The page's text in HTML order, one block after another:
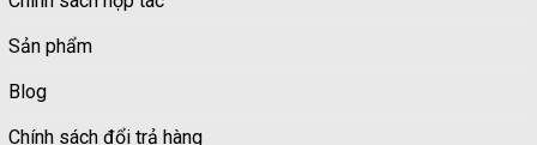
Sản phẩm
Blog
Chính sách đổi trả hàng